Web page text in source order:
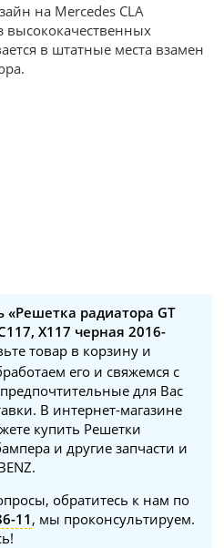
на Mercedes CLA
высококачественных
в штатные места взамен
«Решетка радиатора GT
X117 черная 2016-
товар в корзину и
его и свяжемся с
для Вас
В интернет-магазине
купить Решетки
и другие запчасти и
обратитесь к нам по
11 , мы проконсультируем.